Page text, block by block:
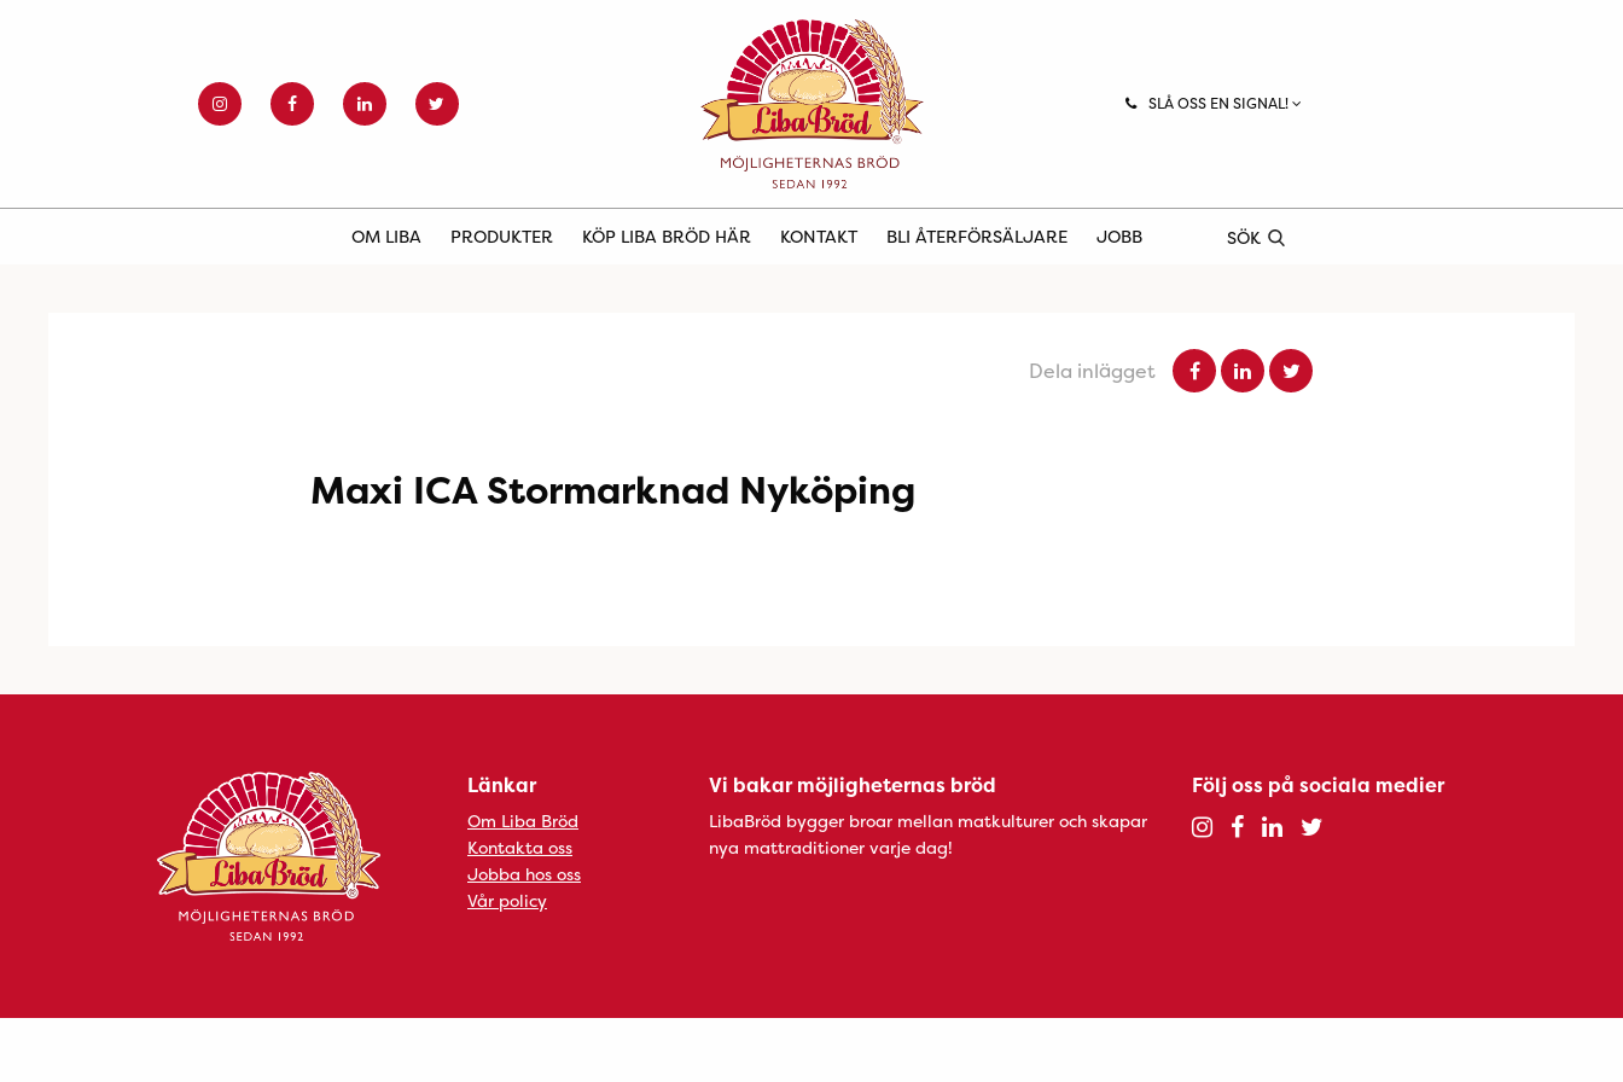
SLÅ OSS EN SIGNAL!
OM LIBA PRODUKTER KÖP LIBA BRÖD HÄR KONTAKT BLI ÅTERFÖRSÄLJARE JOBB SÖK
Dela inlägget
Maxi ICA Stormarknad Nyköping
Länkar
Om Liba Bröd
Kontakta oss
Jobba hos oss
Vår policy
Vi bakar möjligheternas bröd
LibaBröd bygger broar mellan matkulturer och skapar
nya mattraditioner varje dag!
Följ oss på sociala medier